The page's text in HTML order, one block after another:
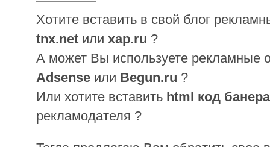
Хотите вставить в свой блог
tnx.net или xap.ru ?
А может Вы используете рекламные
Adsense или Begun.ru ?
Или хотите вставить html код банера
рекламодателя ?